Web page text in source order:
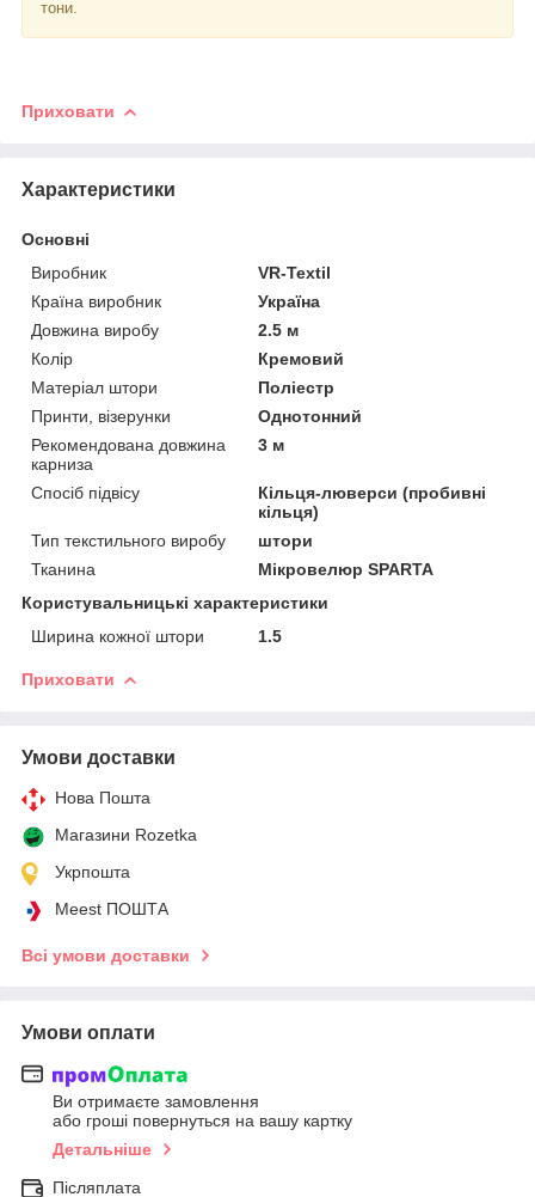
тони.
Приховати
Характеристики
Основні
Виробник
VR-Textil
Країна виробник
Україна
Довжина виробу
2.5 м
Колір
Кремовий
Матеріал штори
Поліестр
Принти, візерунки
Однотонний
Рекомендована довжина
карниза
3 м
Спосіб підвісу
Кільця-люверси (пробивні
кільця)
Тип текстильного виробу
штори
Тканина
Мікровелюр SPARTA
Користувальницькі характеристики
Ширина кожної штори
1.5
Приховати
Умови доставки
Нова Пошта
Магазини Rozetka
Укрпошта
Meest ПОШТА
Всі умови доставки
Умови оплати
Ви отримаєте замовлення
або гроші повернуться на вашу картку
Детальніше
Післяплата